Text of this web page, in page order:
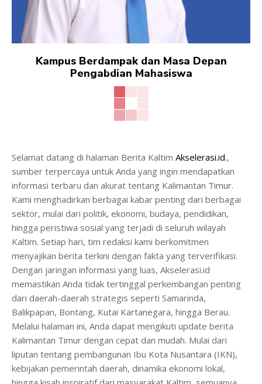
Kampus Berdampak dan Masa Depan
Pengabdian Mahasiswa
Selamat datang di halaman Berita Kaltim Akselerasi.id.,
sumber terpercaya untuk Anda yang ingin mendapatkan
informasi terbaru dan akurat tentang Kalimantan Timur.
Kami menghadirkan berbagai kabar penting dari berbagai
sektor, mulai dari politik, ekonomi, budaya, pendidikan,
hingga peristiwa sosial yang terjadi di seluruh wilayah
Kaltim. Setiap hari, tim redaksi kami berkomitmen
menyajikan berita terkini dengan fakta yang terverifikasi.
Dengan jaringan informasi yang luas, Akselerasi.id
memastikan Anda tidak tertinggal perkembangan penting
dari daerah-daerah strategis seperti Samarinda,
Balikpapan, Bontang, Kutai Kartanegara, hingga Berau.
Melalui halaman ini, Anda dapat mengikuti update berita
Kalimantan Timur dengan cepat dan mudah. Mulai dari
liputan tentang pembangunan Ibu Kota Nusantara (IKN),
kebijakan pemerintah daerah, dinamika ekonomi lokal,